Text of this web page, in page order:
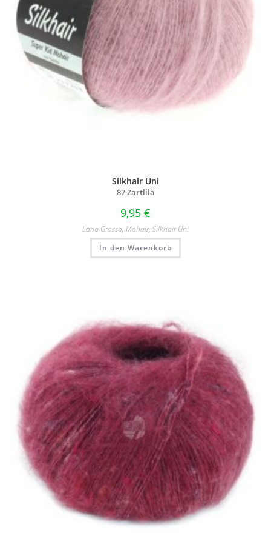
Silkhair Uni
87 Zartlila
9,95 €
Lana Grossa, Mohair, Silkhair Uni
In den Warenkorb